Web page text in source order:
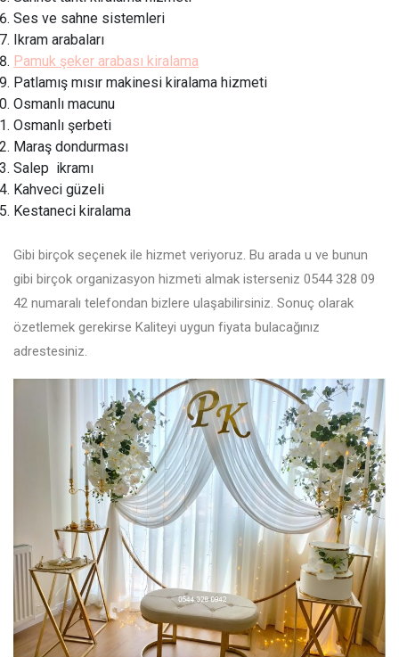
Ses ve sahne sistemleri
Ikram arabaları
Pamuk şeker arabası kiralama
Patlamış mısır makinesi kiralama hizmeti
Osmanlı macunu
Osmanlı şerbeti
Maraş dondurması
Salep ikramı
Kahveci güzeli
Kestaneci kiralama
Gibi birçok seçenek ile hizmet veriyoruz. Bu arada u ve bunun
gibi birçok organizasyon hizmeti almak isterseniz 0544 328 09
42 numaralı telefondan bizlere ulaşabilirsiniz. Sonuç olarak
özetlemek gerekirse Kaliteyi uygun fiyata bulacağınız
adrestesiniz.